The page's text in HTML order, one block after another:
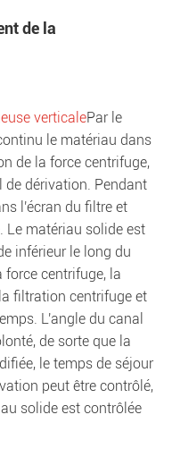
de la
verticalePar le
le matériau dans
de la force centrifuge,
de dérivation. Pendant
l'écran du filtre et
Le matériau solide est
inférieur le long du
centrifuge, la
filtration centrifuge et
L'angle du canal
de sorte que la
le temps de séjour
peut être contrôlé,
solide est contrôlée